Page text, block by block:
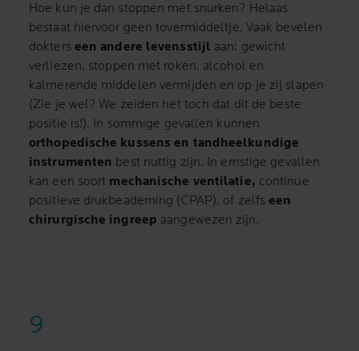
Hoe kun je dan stoppen met snurken? Helaas
bestaat hiervoor geen tovermiddeltje. Vaak bevelen
dokters een andere levensstijl aan: gewicht
verliezen, stoppen met roken, alcohol en
kalmerende middelen vermijden en op je zij slapen
(Zie je wel? We zeiden het toch dat dit de beste
positie is!). In sommige gevallen kunnen
orthopedische kussens en tandheelkundige
instrumenten best nuttig zijn. In ernstige gevallen
kan een soort mechanische ventilatie, continue
positieve drukbeademing (CPAP), of zelfseen
chirurgische ingreep aangewezen zijn.